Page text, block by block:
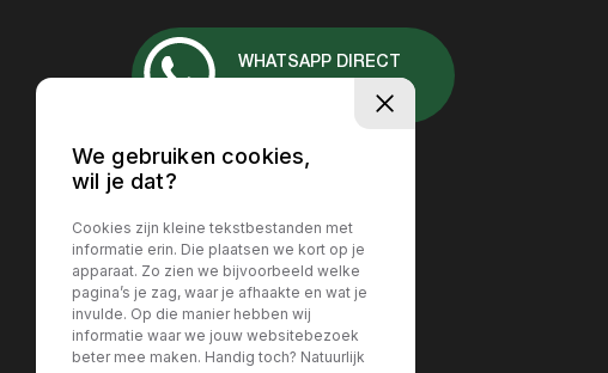
WHATSAPP DIRECT
We gebruiken cookies,
wil je dat?
Cookies zijn kleine tekstbestanden met
informatie erin. Die plaatsen we kort op je
apparaat. Zo zien we bijvoorbeeld welke
pagina’s je zag, waar je afhaakte en wat je
invulde. Op die manier hebben wij
informatie waar we jouw websitebezoek
beter mee maken. Handig toch? Natuurlijk